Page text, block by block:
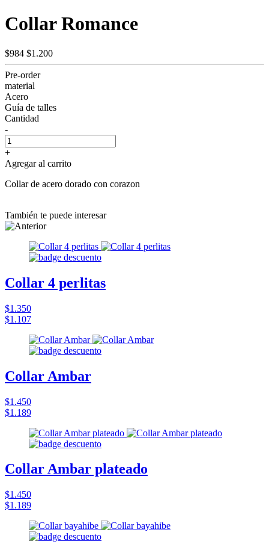
Collar Romance
$984 $1.200
Pre-order
material
Acero
Guía de talles
Cantidad
-
+
Agregar al carrito
Collar de acero dorado con corazon
También te puede interesar
Collar 4 perlitas
$1.350
$1.107
Collar Ambar
$1.450
$1.189
Collar Ambar plateado
$1.450
$1.189